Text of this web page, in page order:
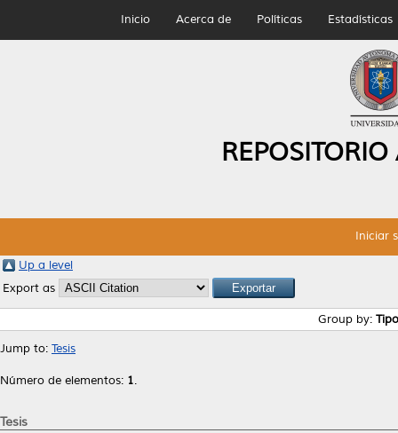
Inicio Acerca de Políticas Estadísticas
Iniciar
Up a level
Export as
Group by:
Jump to: Tesis
Número de elementos: 1.
Tesis